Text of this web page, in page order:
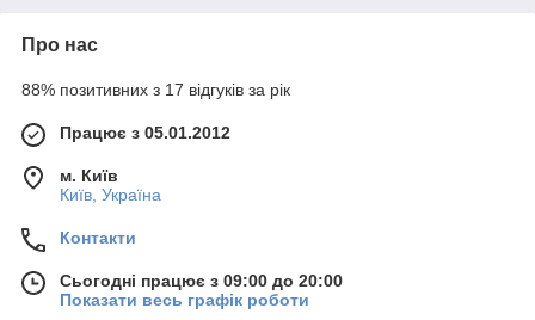
Про нас
88% позитивних з 17 відгуків за рік
Працює з 05.01.2012
м. Київ
Київ, Україна
Контакти
Сьогодні працює з 09:00 до 20:00
Показати весь графік роботи